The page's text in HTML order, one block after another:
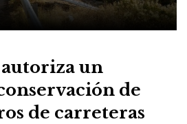
un
de
de carreteras